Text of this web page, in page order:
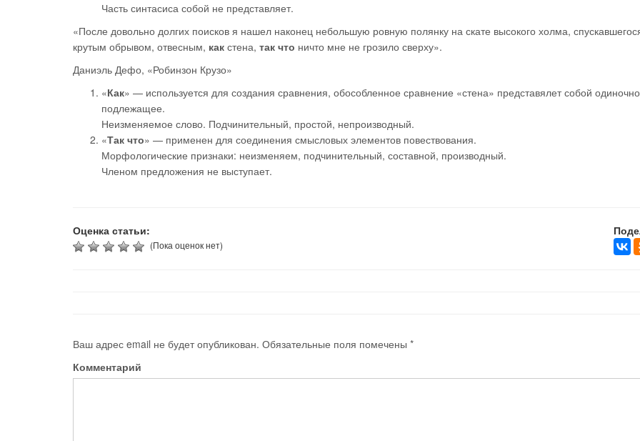
Часть синтасиса собой не представляет.
«После довольно долгих поисков я нашел наконец небольшую ровную полянку на скате высокого холма,
крутым обрывом, отвесным, как стена, так что ничто мне не грозило сверху».
Даниэль Дефо, «Робинзон Крузо»
«Как» — используется для создания сравнения, обособленное сравнение «стена» представялет собой
подлежащее.
Неизменяемое слово. Подчинительный, простой, непроизводный.
«Так что» — применен для соединения смысловых элементов повествования.
Морфологические признаки: неизменяем, подчинительный, составной, производный.
Членом предложения не выступает.
Оценка статьи:
(Пока оценок нет)
Ваш адрес email не будет опубликован. Обязательные поля помечены *
Комментарий